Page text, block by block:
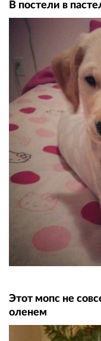
В постели в
Этот мопс не
оленем